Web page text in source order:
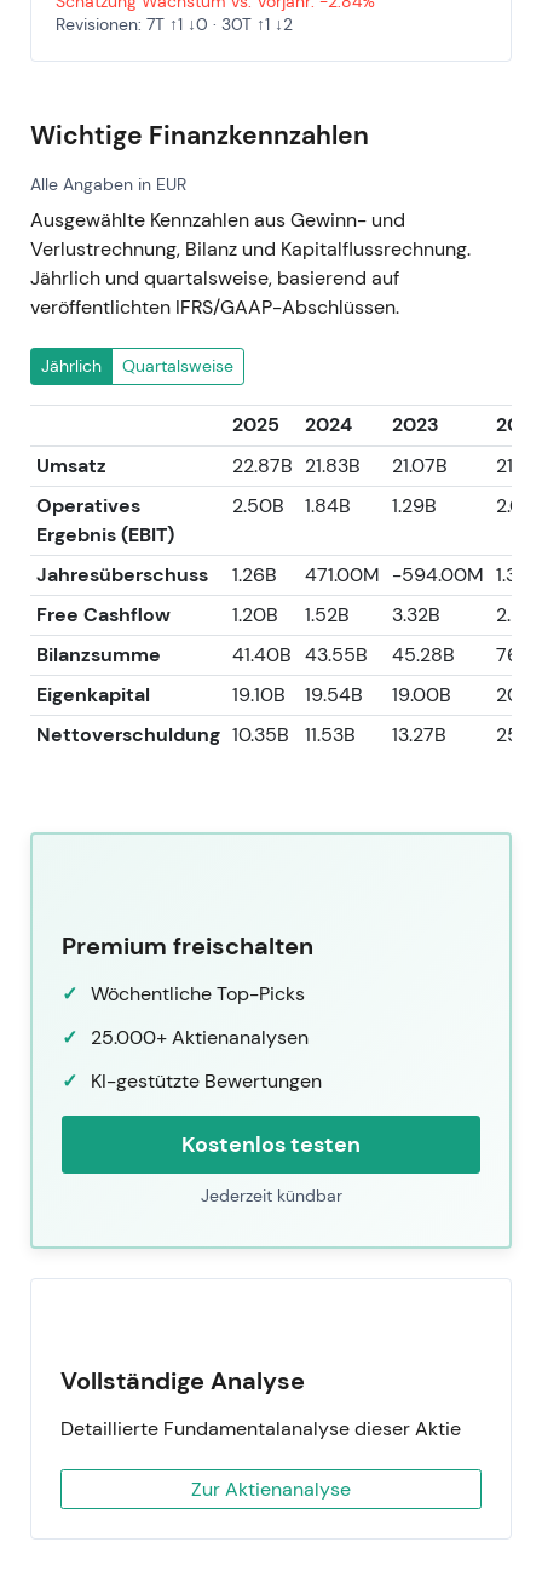
Revisionen: 7T ↑1 ↓0 · 30T ↑1 ↓2
Wichtige Finanzkennzahlen
Alle Angaben in EUR
Ausgewählte Kennzahlen aus Gewinn- und
Verlustrechnung, Bilanz und Kapitalflussrechnung.
Jährlich und quartalsweise, basierend auf
veröffentlichten IFRS/GAAP-Abschlüssen.
Jährlich Quartalsweise
2025 2024 2023
2022
Umsatz
22.87B 21.83B 21.07B
Operatives
Ergebnis (EBIT)
2.50B 1.84B 1.29B
Jahresüberschuss 1.26B 471.00M -594.00M 1.37B
Free Cashflow
1.20B 1.52B 3.32B
Bilanzsumme
41.40B 43.55B 45.28B
Eigenkapital
19.10B 19.54B 19.00B
Nettoverschuldung 10.35B 11.53B 13.27B
Premium freischalten
Wöchentliche Top-Picks
25.000+ Aktienanalysen
KI-gestützte Bewertungen
Kostenlos testen
Jederzeit kündbar
Vollständige Analyse
Detaillierte Fundamentalanalyse dieser Aktie
Zur Aktienanalyse